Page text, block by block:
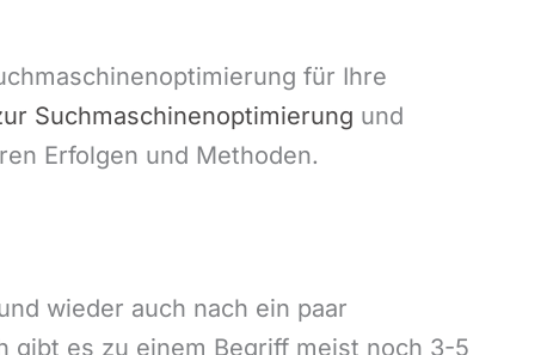
für Ihre
Suchmaschinenoptimierung und
Erfolgen und Methoden.
wieder auch nach ein paar
gibt es zu einem Begriff meist noch 3-5